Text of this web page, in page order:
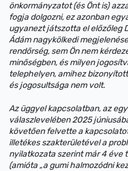
önkormányzatot (és Önt is)
fogja dolgozni, ez azonban
ugyanezt játszotta el előzőleg
Ádám nagykölkedi
rendőrség, sem Ön nem
minőségben, és milyen
telephelyen, amihez
és jogosultsága nem volt.
Az üggyel kapcsolatban, az
válaszlevelében 2025
követően felvette a
illetékes szakterületével a
nyilatkozata szerint már 4 éve
(amióta „a gumi halmozódni